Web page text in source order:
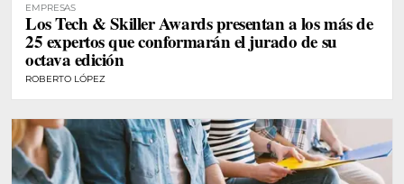
EMPRESAS
Los Tech & Skiller Awards presentan a los más de
25 expertos que conformarán el jurado de su
octava edición
ROBERTO LÓPEZ